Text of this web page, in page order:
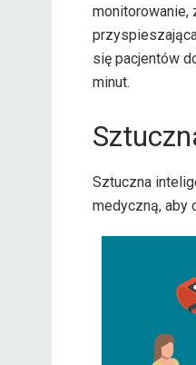
monitorowanie,
się pacjentów
minut.
Sztuczna
medyczną, aby